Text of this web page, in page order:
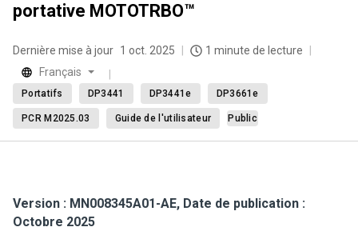
portative MOTOTRBO™
Dernière mise à jour 1 oct. 2025
1 minute de lecture
Français
Portatifs DP3441 DP3441e DP3661e
PCR M2025.03 Guide de l'utilisateur Public
Version : MN008345A01-AE, Date de publication :
Octobre 2025